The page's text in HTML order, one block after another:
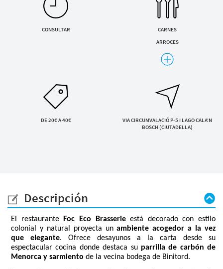
Servicios y tarifas
Contacto
Avisos legales
Privacidad y cookies
Mapa de la web
CONSULTAR
CARNES
ARROCES
MEDITERRÁNEA
DE 20€ A 40€
VIA CIRCUMVALACIÓ P-5 I LAGO CALA'N
BOSCH (CIUTADELLA)
Descripción
El restaurante Foc Eco Brasserieestá decorado con estilo
colonial y natural proyecta unambiente acogedor a la vez
que elegante. Ofrece desayunos a la carta desde su
espectacular cocina donde destaca su parrilla de carbón de
Menorca y sarmiento de la vecina bodega de Binitord.
política de privacidad